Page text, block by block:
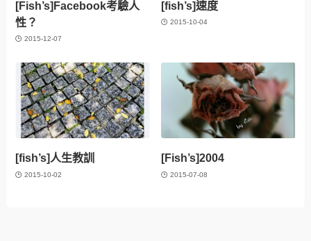
[Fish’s]Facebook考驗人
性？
2015-12-07
[fish’s]速度
2015-10-04
[fish’s]人生教訓
2015-10-02
[Fish’s]2004
2015-07-08